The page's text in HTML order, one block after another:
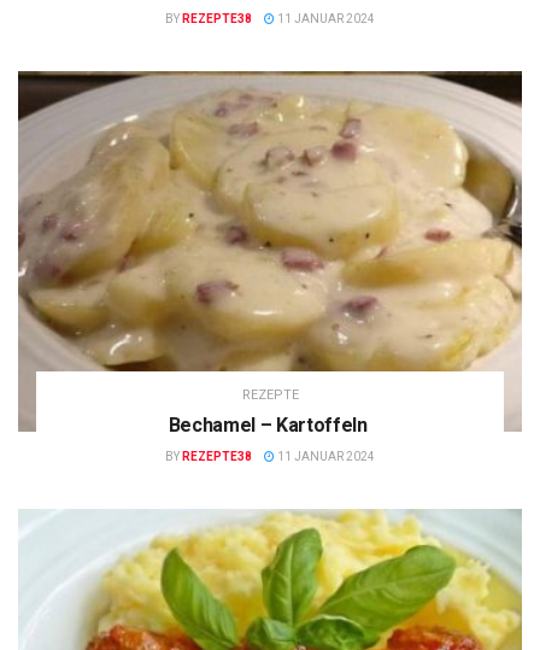
BY REZEPTE38 11 JANUAR 2024
REZEPTE
Bechamel – Kartoffeln
BY REZEPTE38 11 JANUAR 2024